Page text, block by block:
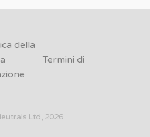
della
Termini di
Ltd, 2026